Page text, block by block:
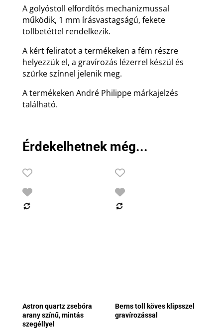
A golyóstoll elfordítós mechanizmussal
működik, 1 mm írásvastagságú, fekete
tollbetéttel rendelkezik.
A kért feliratot a termékeken a fém részre
helyezzük el, a gravírozás lézerrel készül és
szürke színnel jelenik meg.
A termékeken André Philippe márkajelzés
található.
Érdekelhetnek még...
Astron quartz zsebóra
arany színű, mintás
szegéllyel
Berns toll köves klipsszel
gravírozással